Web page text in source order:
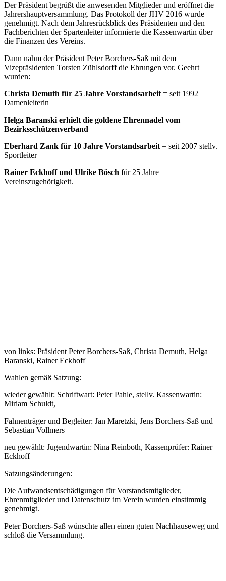
Der Präsident begrüßt die anwesenden Mitglieder und eröffnet die
Jahrershauptversammlung. Das Protokoll der JHV 2016 wurde
genehmigt. Nach dem Jahresrückblick des Präsidenten und den
Fachberichten der Spartenleiter informierte die Kassenwartin über
die Finanzen des Vereins.
Dann nahm der Präsident Peter Borchers-Saß mit dem
Vizepräsidenten Torsten Zühlsdorff die Ehrungen vor. Geehrt
wurden:
Christa Demuth für 25 Jahre Vorstandsarbeit = seit 1992
Damenleiterin
Helga Baranski erhielt die goldene Ehrennadel vom
Bezirksschützenverband
Eberhard Zank für 10 Jahre Vorstandsarbeit = seit 2007 stellv.
Sportleiter
Rainer Eckhoff und Ulrike Bösch für 25 Jahre
Vereinszugehörigkeit.
von links: Präsident Peter Borchers-Saß, Christa Demuth, Helga
Baranski, Rainer Eckhoff
Wahlen gemäß Satzung:
wieder gewählt: Schriftwart: Peter Pahle, stellv. Kassenwartin:
Miriam Schuldt,
Fahnenträger und Begleiter: Jan Maretzki, Jens Borchers-Saß und
Sebastian Vollmers
neu gewählt: Jugendwartin: Nina Reinboth, Kassenprüfer: Rainer
Eckhoff
Satzungsänderungen:
Die Aufwandsentschädigungen für Vorstandsmitglieder,
Ehrenmitglieder und Datenschutz im Verein wurden einstimmig
genehmigt.
Peter Borchers-Saß wünschte allen einen guten Nachhauseweg und
schloß die Versammlung.